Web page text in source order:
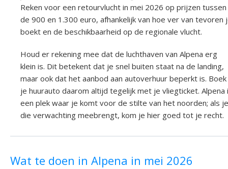
Reken voor een retourvlucht in mei 2026 op prijzen tussen
de 900 en 1.300 euro, afhankelijk van hoe ver van tevoren
boekt en de beschikbaarheid op de regionale vlucht.
Houd er rekening mee dat de luchthaven van Alpena erg
klein is. Dit betekent dat je snel buiten staat na de landing,
maar ook dat het aanbod aan autoverhuur beperkt is. Boek
je huurauto daarom altijd tegelijk met je vliegticket. Alpena
een plek waar je komt voor de stilte van het noorden; als je
die verwachting meebrengt, kom je hier goed tot je recht.
Wat te doen in Alpena in mei 2026